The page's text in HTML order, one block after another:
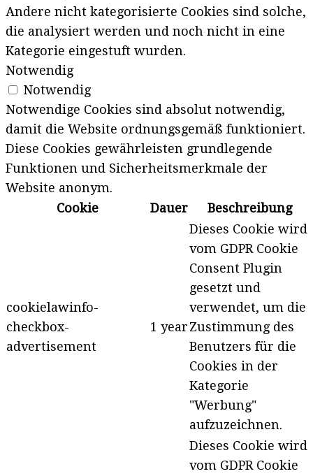
Andere nicht kategorisierte Cookies sind solche,
die analysiert werden und noch nicht in eine
Kategorie eingestuft wurden.
Notwendig
Notwendig
Notwendige Cookies sind absolut notwendig,
damit die Website ordnungsgemäß funktioniert.
Diese Cookies gewährleisten grundlegende
Funktionen und Sicherheitsmerkmale der
Website anonym.
Cookie
Dauer Beschreibung
cookielawinfo-
checkbox-
advertisement
1 year
Dieses Cookie wird
vom GDPR Cookie
Consent Plugin
gesetzt und
verwendet, um die
Zustimmung des
Benutzers für die
Cookies in der
Kategorie
"Werbung"
aufzuzeichnen.
Dieses Cookie wird
vom GDPR Cookie